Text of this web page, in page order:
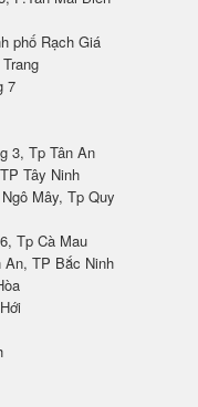
phố Rạch Giá
7
3, Tp Tân An
Tây Ninh
Mây, Tp Quy
Tp Cà Mau
An, TP Bắc Ninh